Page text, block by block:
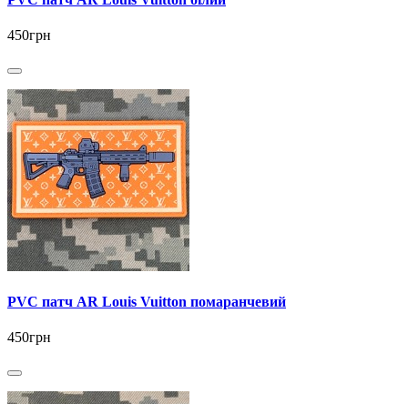
450грн
PVC патч AR Louis Vuitton помаранчевий
450грн